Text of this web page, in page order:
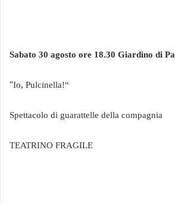
Sabato 30 agosto ore 18.30 Giardino di
“Io, Pulcinella!“
Spettacolo di guarattelle della compagnia
TEATRINO FRAGILE